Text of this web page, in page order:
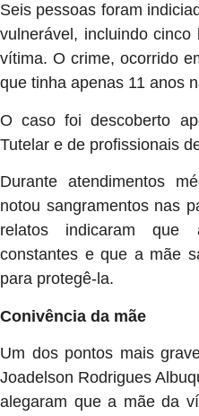
Seis pessoas foram
vulnerável, incluindo
vítima. O crime, ocorrido
que tinha apenas 11 anos
O caso foi descoberto
Tutelar e de profissionais
Durante atendimentos
notou sangramentos nas
relatos indicaram que
constantes e que a mãe
para protegê-la.
Conivência da mãe
Um dos pontos mais
Joadelson Rodrigues
alegaram que a mãe da